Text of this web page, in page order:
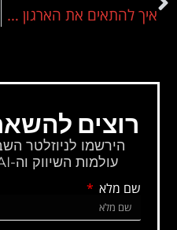
איך להתאים את הארגון שלך לעידן הבינה המלאכותית ולמנף אותה לתוצאות עסקיות
רוצים
הירשמו לניוזלטר
עולמות השיווק וה-AI שלא תרצו לפספס
שם מלא